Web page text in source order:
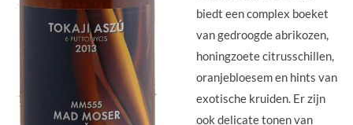
biedt een complex boeket
van gedroogde abrikozen,
honingzoete citrusschillen,
oranjebloesem en hints van
exotische kruiden. Er zijn
ook delicate tonen van